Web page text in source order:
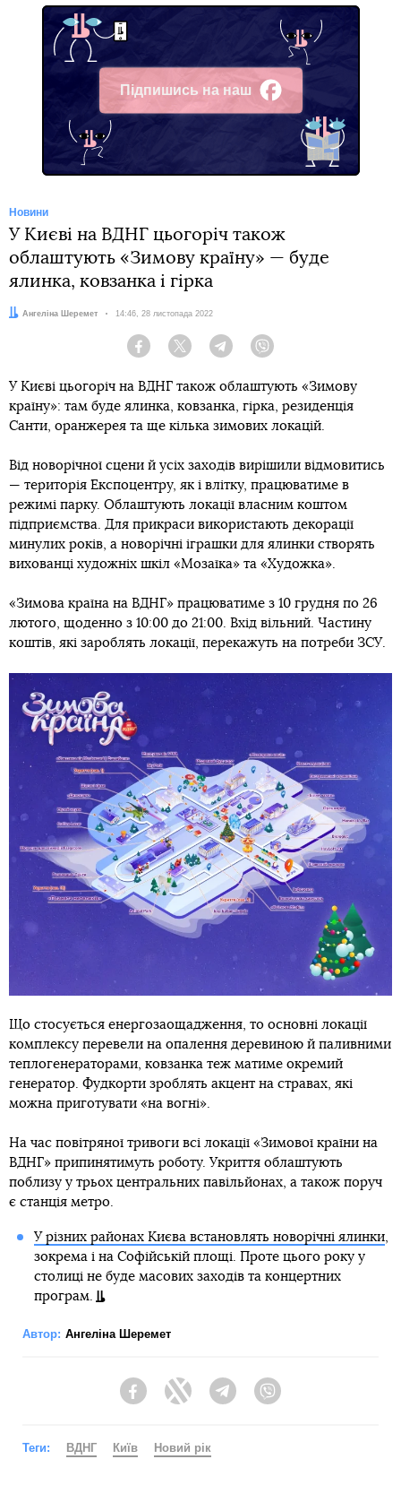
Підпишись на наш
Facebook
Новини
У Києві на ВДНГ цьогоріч також
облаштують «Зимову країну» — буде
ялинка, ковзанка і гірка
Автор:
Ангеліна Шеремет Дата:
14:46, 28 листопада 2022
Facebook Twitter Telegram
У Києві цьогоріч на ВДНГ також облаштують «Зимову
країну»: там буде ялинка, ковзанка, гірка, резиденція
Санти, оранжерея та ще кілька зимових локацій.
Від новорічної сцени й усіх заходів вирішили відмовитись
— територія Експоцентру, як і влітку, працюватиме в
режимі парку. Облаштують локації власним коштом
підприємства. Для прикраси використають декорації
минулих років, а новорічні іграшки для ялинки створять
вихованці художніх шкіл «Мозаїка» та «Художка».
«Зимова країна на ВДНГ» працюватиме з 10 грудня по 26
лютого, щоденно з 10:00 до 21:00. Вхід вільний. Частину
коштів, які зароблять локації, перекажуть на потреби ЗСУ.
Що стосується енергозаощадження, то основні локації
комплексу перевели на опалення деревиною й паливними
теплогенераторами, ковзанка теж матиме окремий
генератор. Фудкорти зроблять акцент на стравах, які
можна приготувати «на вогні».
На час повітряної тривоги всі локації «Зимової країни на
ВДНГ» припинятимуть роботу. Укриття облаштують
поблизу у трьох центральних павільйонах, а також поруч
є станція метро.
У різних районах Києва встановлять новорічні ялинки,
зокрема і на Софійській площі. Проте цього року у
столиці не буде масових заходів та концертних
програм.
Автор: Ангеліна Шеремет
FacebookTwitter Telegram
Теги: ВДНГ Київ Новий рік